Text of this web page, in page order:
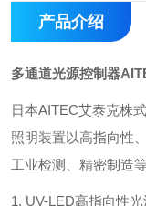
产品介绍
多通道光源控制器
日本AITEC艾泰克株
照明装置以高指向性
工业检测、精密制造
1. UV-LED高指向性